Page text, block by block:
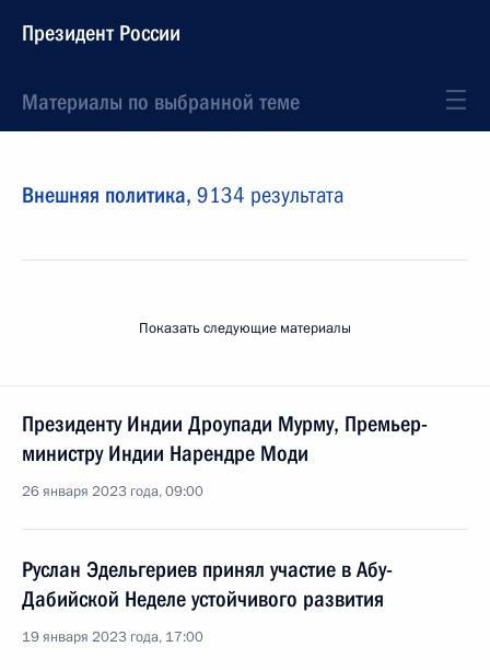
Президент России
Материалы по выбранной теме
Внешняя политика, 9134 результата
Показать следующие материалы
Президенту Индии Дроупади Мурму, Премьер-
министру Индии Нарендре Моди
26 января 2023 года, 09:00
Руслан Эдельгериев принял участие в Абу-
Дабийской Неделе устойчивого развития
19 января 2023 года, 17:00